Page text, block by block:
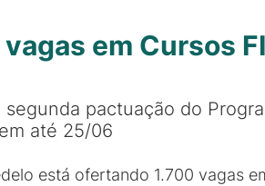
em Cursos
pactuação do
até 25/06
está ofertando 1.700 vagas